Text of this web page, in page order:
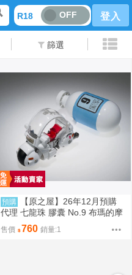
R18 OFF 登入
篩選
預購
【原之屋】26年12月預購
代理 七龍珠 膠囊 No.9 布瑪的摩
托車+膠囊屋 0708 0715
售價 760 銷量:1